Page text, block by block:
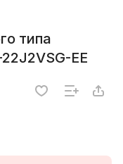
типа
EE